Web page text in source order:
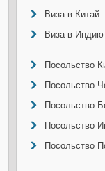
Виза в Китай
Виза в Индию
Посольство
Посольство
Посольство
Посольство
Посольство